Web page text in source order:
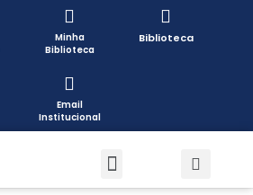
Minha
Biblioteca
Biblioteca
Email
Institucional